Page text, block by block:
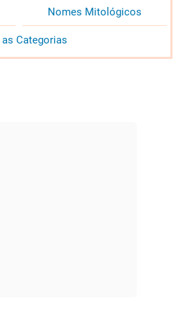
Nomes Mitológicos
Categorias